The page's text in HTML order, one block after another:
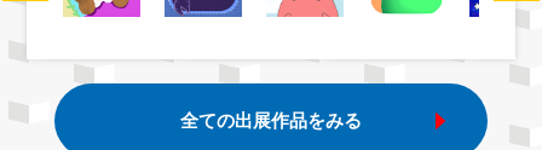
全ての出展作品をみる